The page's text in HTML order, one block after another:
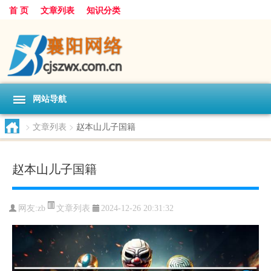
首 页 文章列表 知识分类
网站导航
> 文章列表 > 赵本山儿子国籍
赵本山儿子国籍
网友:zb 文章列表 2024-12-26 20:31:32